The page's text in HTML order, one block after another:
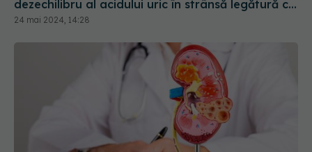
dezechilibru al acidului uric în strânsă legătură cu
guta
24 mai 2024, 14:28